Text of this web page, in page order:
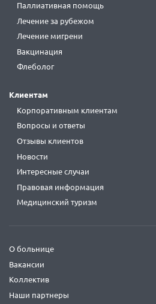
Паллиативная помощь
Лечение за рубежом
Лечение мигрени
Вакцинация
Флеболог
Клиентам
Корпоративным клиентам
Вопросы и ответы
Отзывы клиентов
Новости
Интересные случаи
Правовая информация
Медицинский туризм
О больнице
Вакансии
Коллектив
Наши партнеры